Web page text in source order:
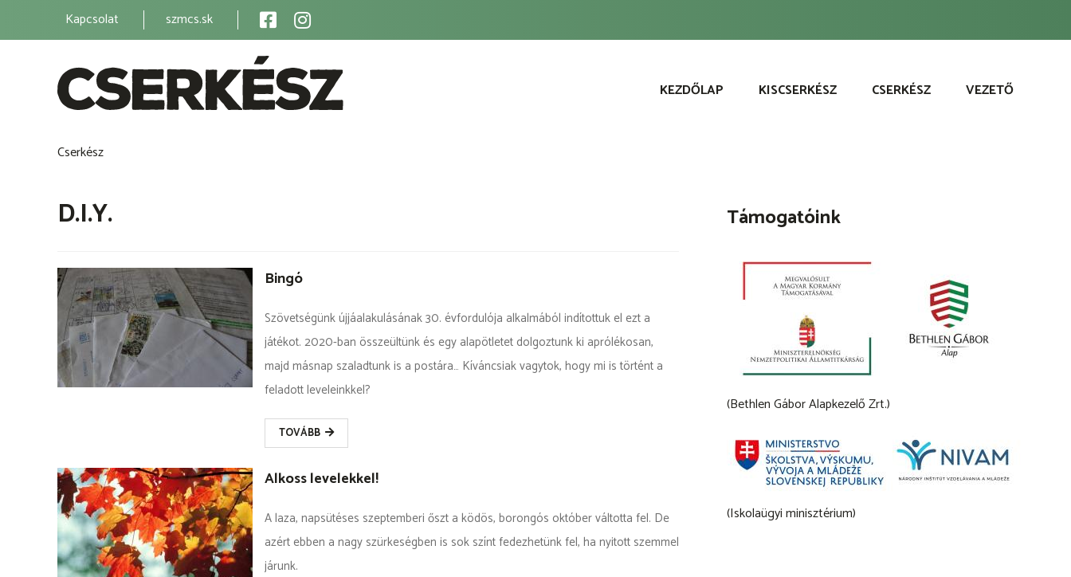
Main
navigation
Kapcsolat szmcs.sk
KEZDŐLAP KISCSERKÉSZ CSERKÉSZ VEZETŐ
Cserkész
D.I.Y.
Bingó
Szövetségünk újjáalakulásának 30. évfordulója alkalmából indítottuk el ezt a
játékot. 2020-ban összeültünk és egy alapötletet dolgoztunk ki aprólékosan,
majd másnap szaladtunk is a postára… Kíváncsiak vagytok, hogy mi is történt a
feladott leveleinkkel?
TOVÁBB
Alkoss levelekkel!
A laza, napsütéses szeptemberi őszt a ködös, borongós október váltotta fel. De
azért ebben a nagy szürkeségben is sok színt fedezhetünk fel, ha nyitott szemmel
járunk.
Támogatóink
(Bethlen Gábor Alapkezelő Zrt.)
(Iskolaügyi minisztérium)